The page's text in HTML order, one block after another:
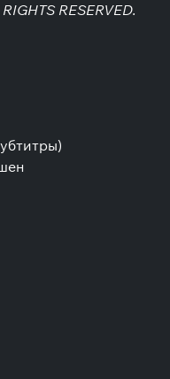
RESERVED.